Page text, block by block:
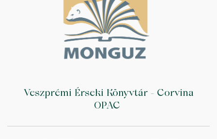
Veszprémi Érseki Könyvtár - Corvina
OPAC